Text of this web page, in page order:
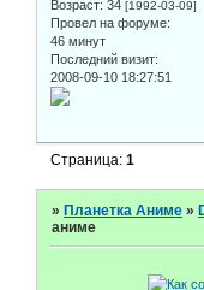
Возраст: 34 [1992-03-09]
Провел на форуме:
46 минут
Последний визит:
2008-09-10 18:27:51
Страница:1
»Планетка Аниме »
аниме